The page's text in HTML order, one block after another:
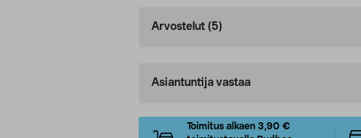
Arvostelut (5)
Asiantuntija vastaa
Toimitus alkaen 3,90 €